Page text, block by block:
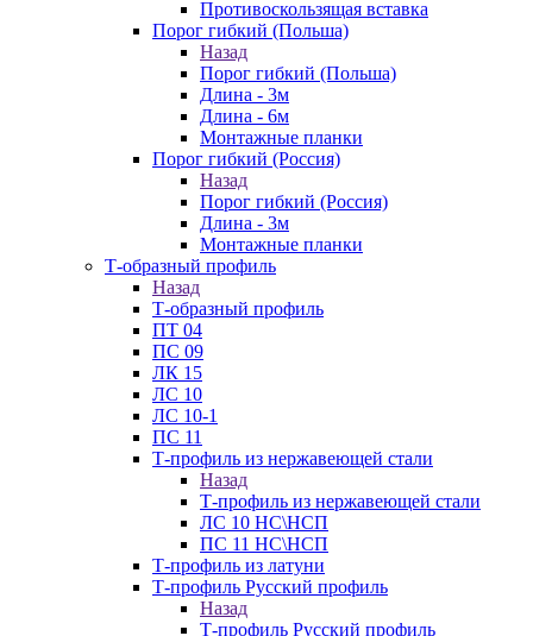
Противоскользящая вставка
Порог гибкий (Польша)
Назад
Порог гибкий (Польша)
Длина - 3м
Длина - 6м
Монтажные планки
Порог гибкий (Россия)
Назад
Порог гибкий (Россия)
Длина - 3м
Монтажные планки
Т-образный профиль
Назад
Т-образный профиль
ПТ 04
ПС 09
ЛК 15
ЛС 10
ЛС 10-1
ПС 11
Т-профиль из нержавеющей стали
Назад
Т-профиль из нержавеющей стали
ЛС 10 НС\НСП
ПС 11 НС\НСП
Т-профиль из латуни
Т-профиль Русский профиль
Назад
Т-профиль Русский профиль